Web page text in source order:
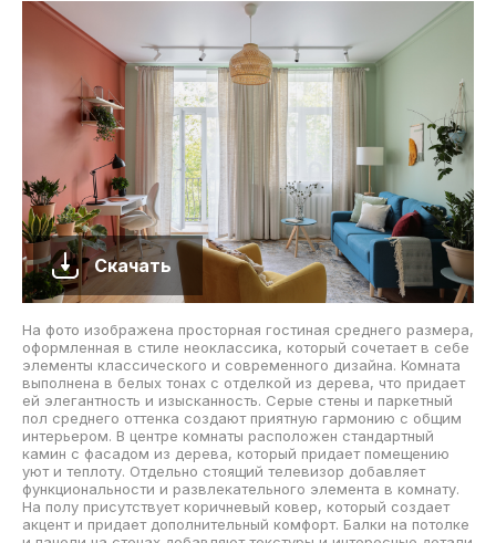
Скачать
На фото изображена просторная гостиная среднего размера,
оформленная в стиле неоклассика, который сочетает в себе
элементы классического и современного дизайна. Комната
выполнена в белых тонах с отделкой из дерева, что придает
ей элегантность и изысканность. Серые стены и паркетный
пол среднего оттенка создают приятную гармонию с общим
интерьером. В центре комнаты расположен стандартный
камин с фасадом из дерева, который придает помещению
уют и теплоту. Отдельно стоящий телевизор добавляет
функциональности и развлекательного элемента в комнату.
На полу присутствует коричневый ковер, который создает
акцент и придает дополнительный комфорт. Балки на потолке